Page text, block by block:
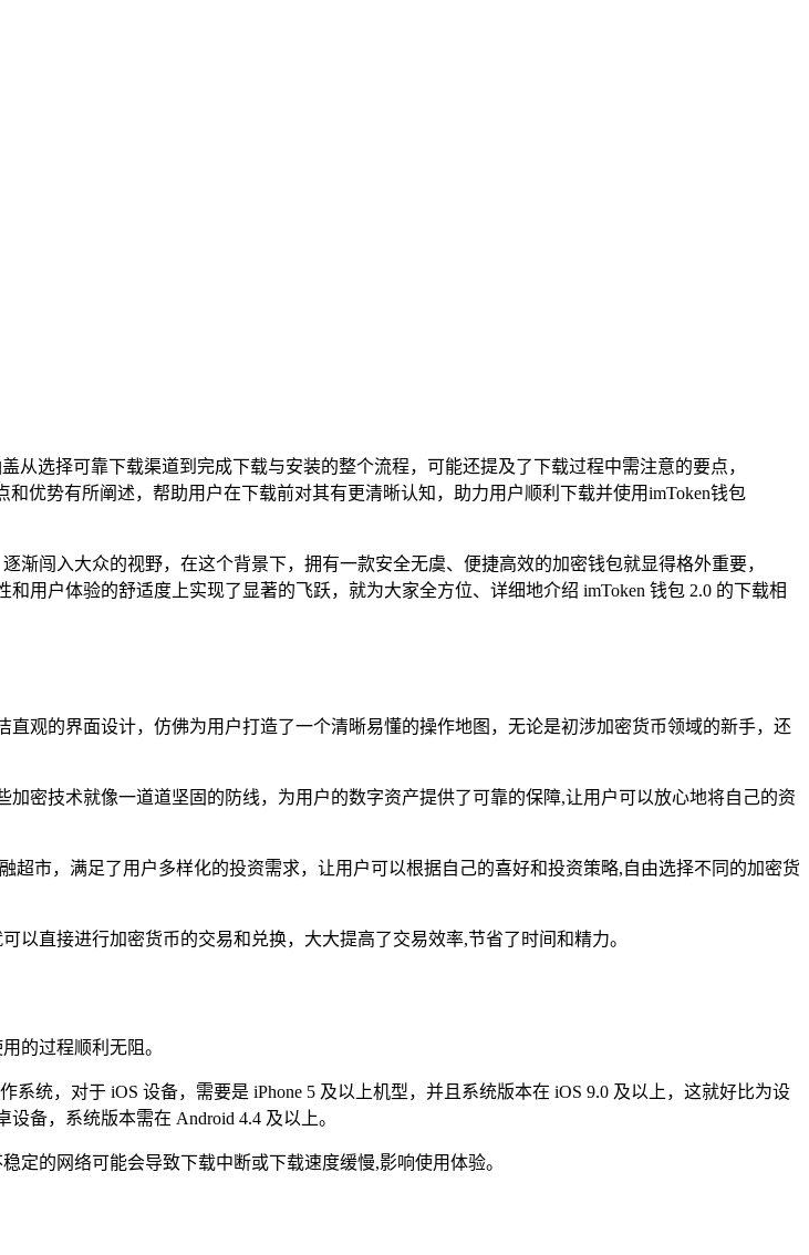
从选择可靠下载渠道到完成下载与安装的整个流程，可能还提及了下载过程中需注意的要点，
和优势有所阐述，帮助用户在下载前对其有更清晰认知，助力用户顺利下载并使用imToken钱包
闯入大众的视野，在这个背景下，拥有一款安全无虞、便捷高效的加密钱包就显得格外重要，
用户体验的舒适度上实现了显著的飞跃，就为大家全方位、详细地介绍 imToken 钱包 2.0 的下载相
观的界面设计，仿佛为用户打造了一个清晰易懂的操作地图，无论是初涉加密货币领域的新手，还
密技术就像一道道坚固的防线，为用户的数字资产提供了可靠的保障,让用户可以放心地将自己的资
市，满足了用户多样化的投资需求，让用户可以根据自己的喜好和投资策略,自由选择不同的加密货
直接进行加密货币的交易和兑换，大大提高了交易效率,节省了时间和精力。
的过程顺利无阻。
统，对于 iOS 设备，需要是 iPhone 5 及以上机型，并且系统版本在 iOS 9.0 及以上，这就好比为设
备，系统版本需在 Android 4.4 及以上。
定的网络可能会导致下载中断或下载速度缓慢,影响使用体验。